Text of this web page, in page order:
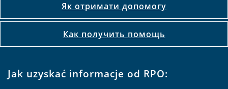
Як отримати допомогу
Как получить помощь
Jak uzyskać informacje od RPO: